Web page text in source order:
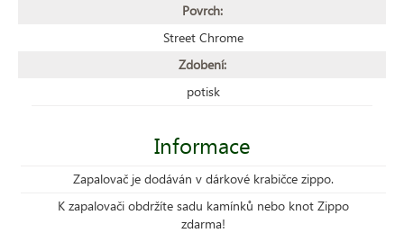
Povrch:
Street Chrome
Zdobení:
potisk
Informace
Zapalovač je dodáván v dárkové krabičce zippo.
K zapalovači obdržíte sadu kamínků nebo knot Zippo
zdarma!